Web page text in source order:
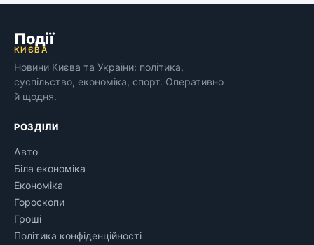
Події
КИЄВА
Новини Києва та України: політика,
суспільство, економіка, спорт. Оперативно
й щодня.
РОЗДІЛИ
Авто
Біла економіка
Економіка
Гороскопи
Гроші
Політика конфіденційності